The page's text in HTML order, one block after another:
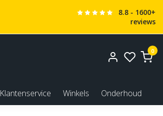
8.8 - 1600+
reviews
0
Klantenservice Winkels Onderhoud